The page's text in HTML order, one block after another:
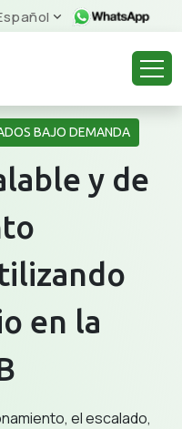
BAJO DEMANDA
y de
en la
el escalado,